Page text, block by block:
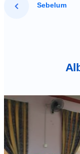
Sebelum